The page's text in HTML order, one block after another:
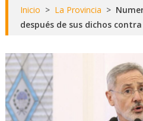
Inicio > La Provincia >
después de sus dichos